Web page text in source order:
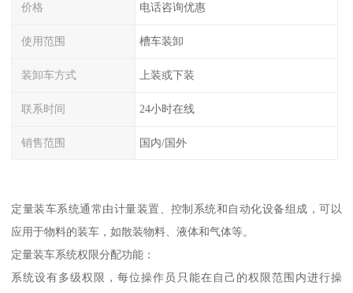
价格 电话咨询优惠
使用范围 槽车装卸
装卸车方式 上装或下装
联系时间 24小时在线
销售范围 国内/国外
定量装车系统通常由计量装置、控制系统和自动化设备组成，可以
应用于物料的装车，如散装物料、液体和气体等。
定量装车系统权限分配功能：
系统设有多级权限，每位操作员只能在自己的权限范围内进行操